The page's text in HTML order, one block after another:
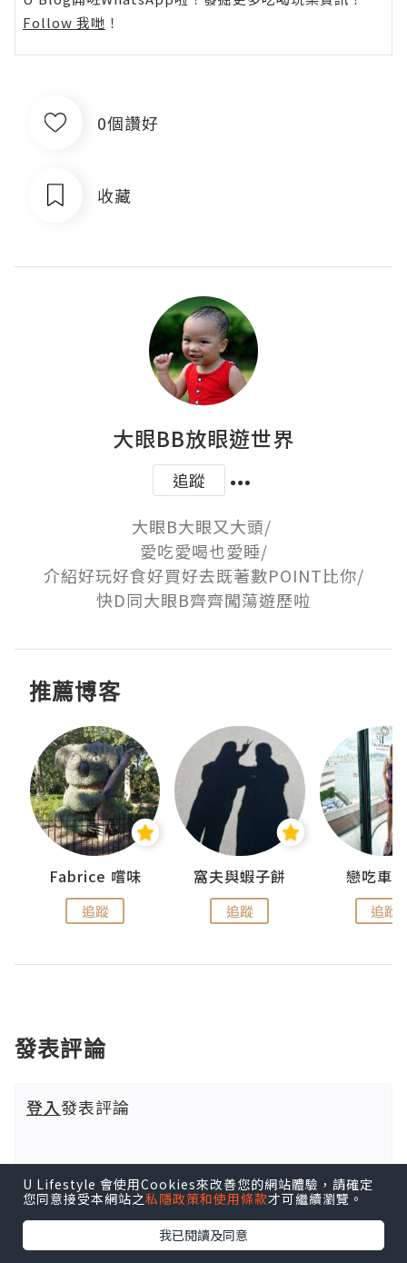
U Lifestyle 會使用Cookies來改善您的網站體驗，請確定
您同意接受本網站之私隱政策和使用條款才可繼續瀏覽。
我已閱讀及同意
Follow 我哋 ！
0個讚好
收藏
大眼BB放眼遊世界
追蹤
大眼B大眼又大頭/
愛吃愛喝也愛睡/
介紹好玩好食好買好去既著數POINT比你/
快D同大眼B齊齊闖蕩遊歷啦
推薦博客
Fabrice 嚐味
追蹤
窩夫與蝦子餅
追蹤
戀吃車
追蹤
發表評論
登入發表評論